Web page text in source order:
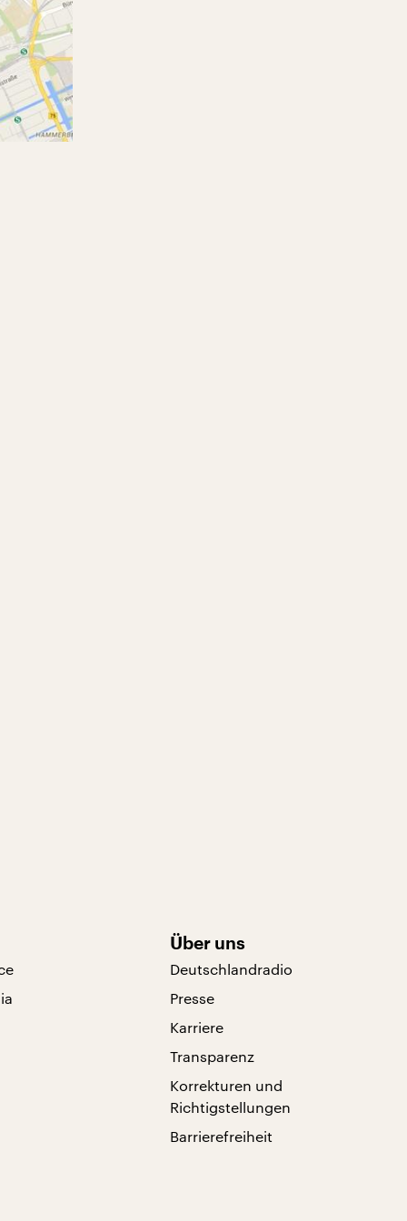
Über uns
Deutschlandradio
Presse
Karriere
Transparenz
Korrekturen und
Richtigstellungen
Barrierefreiheit